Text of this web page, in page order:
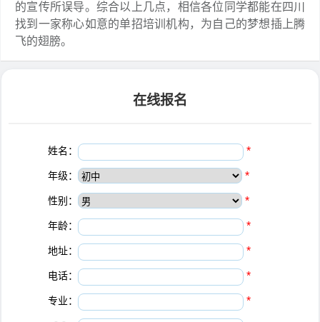
的宣传所误导。综合以上几点，相信各位同学都能在四川
找到一家称心如意的单招培训机构，为自己的梦想插上腾
飞的翅膀。
在线报名
姓名： *
年级： *
性别： *
年龄： *
地址： *
电话： *
专业： *